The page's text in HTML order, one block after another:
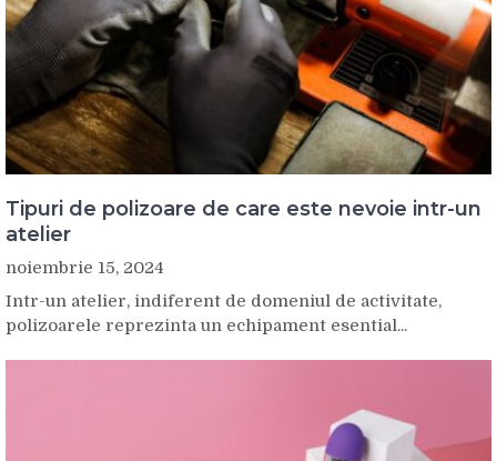
Tipuri de polizoare de care este nevoie intr-un
atelier
noiembrie 15, 2024
Intr-un atelier, indiferent de domeniul de activitate,
polizoarele reprezinta un echipament esential...